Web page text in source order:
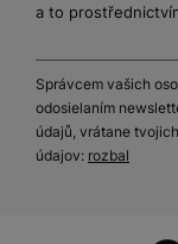
a to
Správcem vašich
odosielaním
údajů, vrátane
údajov: rozbal